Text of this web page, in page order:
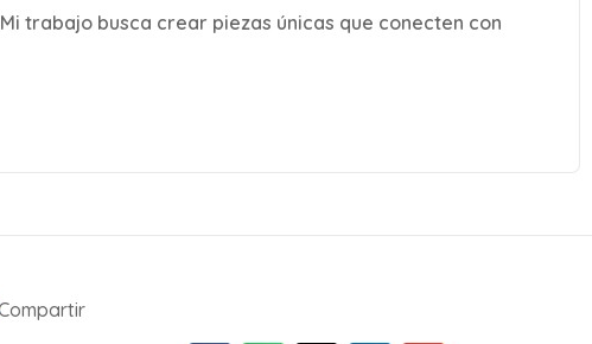
trabajo busca crear piezas únicas que conecten con